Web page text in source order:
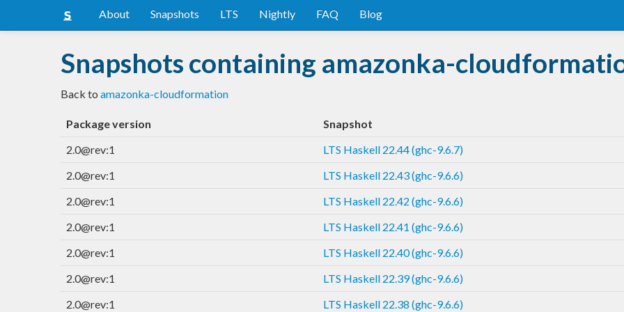
About Snapshots LTS Nightly FAQ Blog
Snapshots containing amazonka-
Back to amazonka-cloudformation
Package version
Snapshot
2.0@rev:1
LTS Haskell 22.44 (ghc-9.6.7)
2.0@rev:1
LTS Haskell 22.43 (ghc-9.6.6)
2.0@rev:1
LTS Haskell 22.42 (ghc-9.6.6)
2.0@rev:1
LTS Haskell 22.41 (ghc-9.6.6)
2.0@rev:1
LTS Haskell 22.40 (ghc-9.6.6)
2.0@rev:1
LTS Haskell 22.39 (ghc-9.6.6)
2.0@rev:1
LTS Haskell 22.38 (ghc-9.6.6)